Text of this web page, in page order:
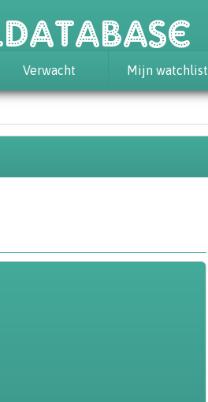
Verwacht Mijn watchlist